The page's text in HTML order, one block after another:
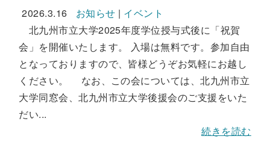
2026.3.16 お知らせ | イベント
北九州市立大学2025年度学位授与式後に「祝賀
会」を開催いたします。 入場は無料です。参加自由
となっておりますので、皆様どうぞお気軽にお越し
ください。 なお、この会については、北九州市立
大学同窓会、北九州市立大学後援会のご支援をいた
だい...
続きを読む